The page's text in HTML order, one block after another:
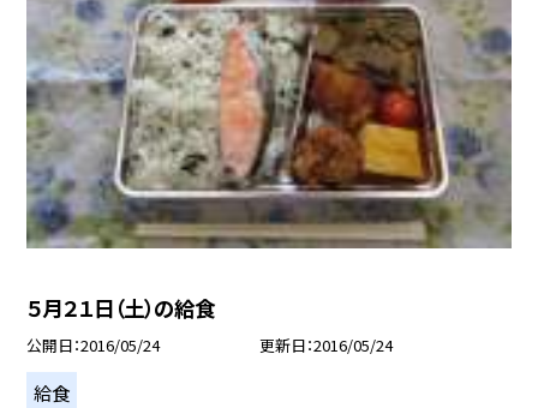
５月２１日（土）の給食
公開日 2016/05/24 更新日 2016/05/24
給食